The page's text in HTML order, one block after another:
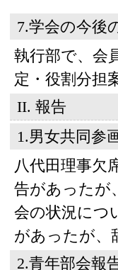
7.学会の今後
執行部で、会
定・役割分担
II. 報告
1.男女共同参
八代田理事欠
告があったが
会の状況につ
があったが、
2.青年部会報